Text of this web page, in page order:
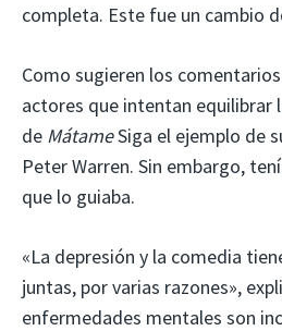
completa. Este fue un cambio
Como sugieren los
actores que intentan equilibrar
de MátameSiga el ejemplo de
Peter Warren. Sin embargo,
que lo guiaba.
«La depresión y la comedia
juntas, por varias razones»,
enfermedades mentales son